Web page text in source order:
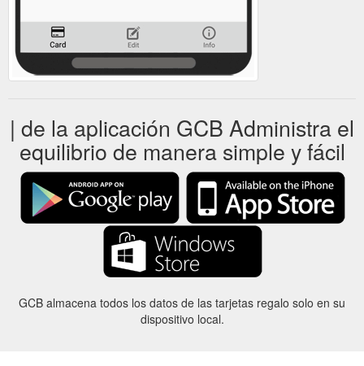
| de la aplicación GCB Administra el
equilibrio de manera simple y fácil
GCB almacena todos los datos de las tarjetas regalo solo en su
dispositivo local.